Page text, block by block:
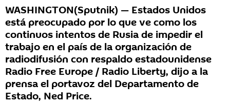
WASHINGTON(Sputnik) — Estados Unidos
está preocupado por lo que ve como los
continuos intentos de Rusia de impedir el
trabajo en el país de la organización de
radiodifusión con respaldo estadounidense
Radio Free Europe / Radio Liberty, dijo a la
prensa el portavoz del Departamento de
Estado, Ned Price.